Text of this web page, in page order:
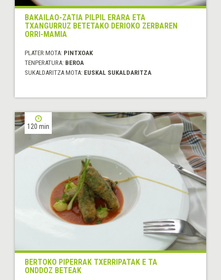
BAKAILAO-ZATIA PILPIL ERARA ETA
TXANGURRUZ BETETAKO DERIOKO ZERBAREN
ORRI-MAMIA
PLATER MOTA: PINTXOAK
TENPERATURA: BEROA
SUKALDARITZA MOTA: EUSKAL SUKALDARITZA
120 min
BERTOKO PIPERRAK TXERRIPATAK E TA
ONDDOZ BETEAK